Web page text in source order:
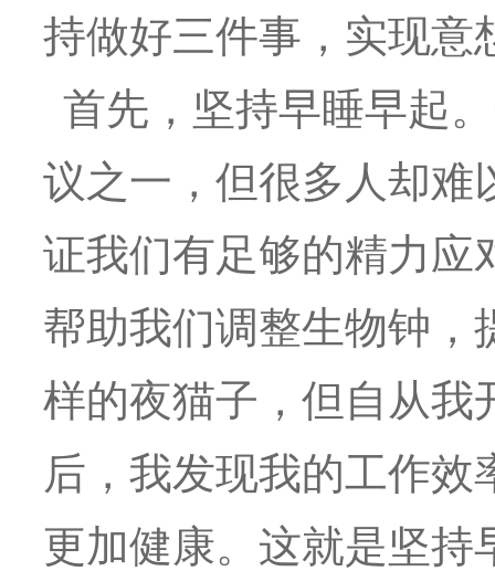
持做好三件事，实现意
首先，坚持早睡早起
议之一，但很多人却难
证我们有足够的精力应
帮助我们调整生物钟，
样的夜猫子，但自从我
后，我发现我的工作
更加健康。这就是坚持